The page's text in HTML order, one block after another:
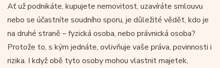
Ať už podnikáte, kupujete nemovitost, uzavíráte smlouvu
nebo se účastníte soudního sporu, je důležité vědět, kdo je
na druhé straně – fyzická osoba, nebo právnická osoba?
Protože to, s kým jednáte, ovlivňuje vaše práva, povinnosti i
rizika. I když obě tyto osoby mohou vlastnit majetek,